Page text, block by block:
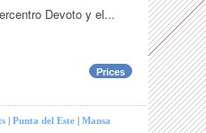
Devoto y el...
Prices
|Punta del Este |Mansa